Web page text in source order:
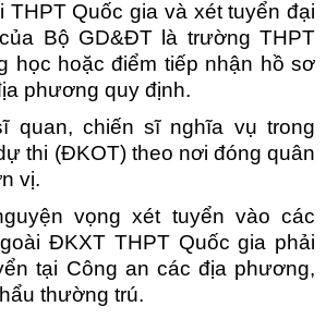
THPT Quốc gia và xét tuyển đại
Bộ GD&ĐT là trường THPT
học hoặc điểm tiếp nhận hồ sơ
phương quy định.
quan, chiến sĩ nghĩa vụ trong
thi (ĐKOT) theo nơi đóng quân
vị.
vọng xét tuyển vào các
ĐKXT THPT Quốc gia phải
tại Công an các địa phương,
thường trú.